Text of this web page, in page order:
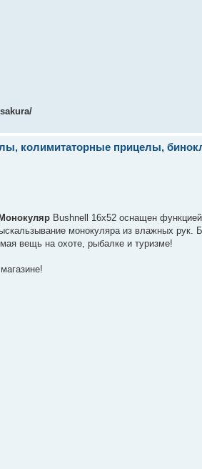
колимитаторные прицелы,
Монокуляр Bushnell 16x52 оснащен функцией
монокуляра из влажных рук.
вещь на охоте, рыбалке и туризме!